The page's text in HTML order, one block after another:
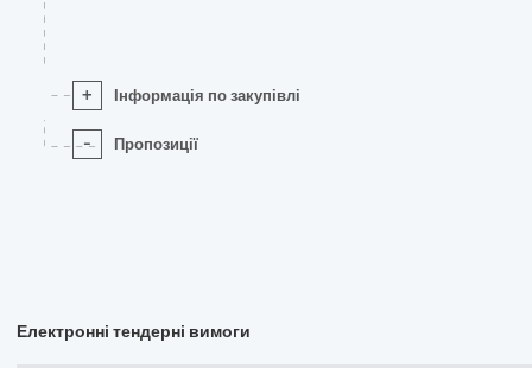
+ Інформація по закупівлі
- Пропозиції
Електронні тендерні вимоги